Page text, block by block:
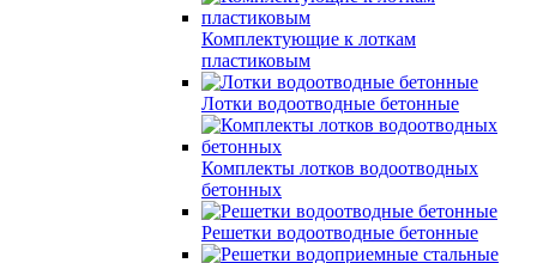
Комплектующие к лоткам
пластиковым
Лотки водоотводные бетонные
Комплекты лотков водоотводных
бетонных
Решетки водоотводные бетонные